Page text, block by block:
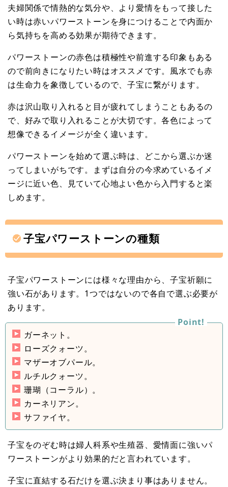
夫婦関係で情熱的な気分や、より愛情をもって接した
い時は赤いパワーストーンを身につけることで内面か
ら気持ちを高める効果が期待できます。
パワーストーンの赤色は積極性や前進する印象もある
ので前向きになりたい時はオススメです。風水でも赤
は生命力を象徴しているので、子宝に繋がります。
赤は沢山取り入れると目が疲れてしまうこともあるの
で、好みで取り入れることが大切です。各色によって
想像できるイメージが全く違います。
パワーストーンを始めて選ぶ時は、どこから選ぶか迷
ってしまいがちです。まずは自分の今求めているイメ
ージに近い色、見ていて心地よい色から入門すると楽
しめます。
子宝パワーストーンの種類
子宝パワーストーンには様々な理由から、子宝祈願に
強い石があります。1つではないので各自で選ぶ必要が
あります。
ガーネット。
ローズクォーツ。
マザーオブパール。
ルチルクォーツ。
珊瑚（コーラル）。
カーネリアン。
サファイヤ。
子宝をのぞむ時は婦人科系や生殖器、愛情面に強いパ
ワーストーンがより効果的だと言われています。
子宝に直結する石だけを選ぶ決まり事はありません。